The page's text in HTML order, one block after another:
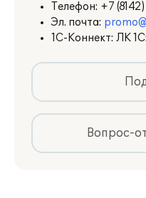
Телефон: +7
Эл. почта:
1С-Коннект: ЛК
Вопрос-